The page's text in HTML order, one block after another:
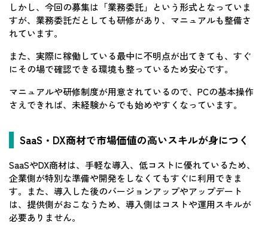
しかし、今回の募集は「業務委託」という形式となっていま
すが、業務委託だとしても研修があり、マニュアルも整備さ
れています。
また、実際に稼働している最中に不明点が出てきても、すぐ
にその場で確認できる環境も整っているため安心です。
マニュアルや研修制度が用意されているので、PCの基本操作
さえできれば、未経験からでも始めやすくなっています。
SaaS・DX商材で市場価値の高いスキルが身につく
SaaSやDX商材は、手軽な導入、低コストに優れているため、
企業側が特別な準備や開発をしなくてもすぐに利用できま
す。また、導入した後のバージョンアップやアップデート
は、提供側がおこなうため、導入側はコストや運用スキルが
必要ありません。